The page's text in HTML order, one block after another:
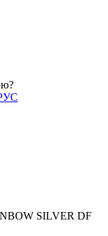
SILVER DF